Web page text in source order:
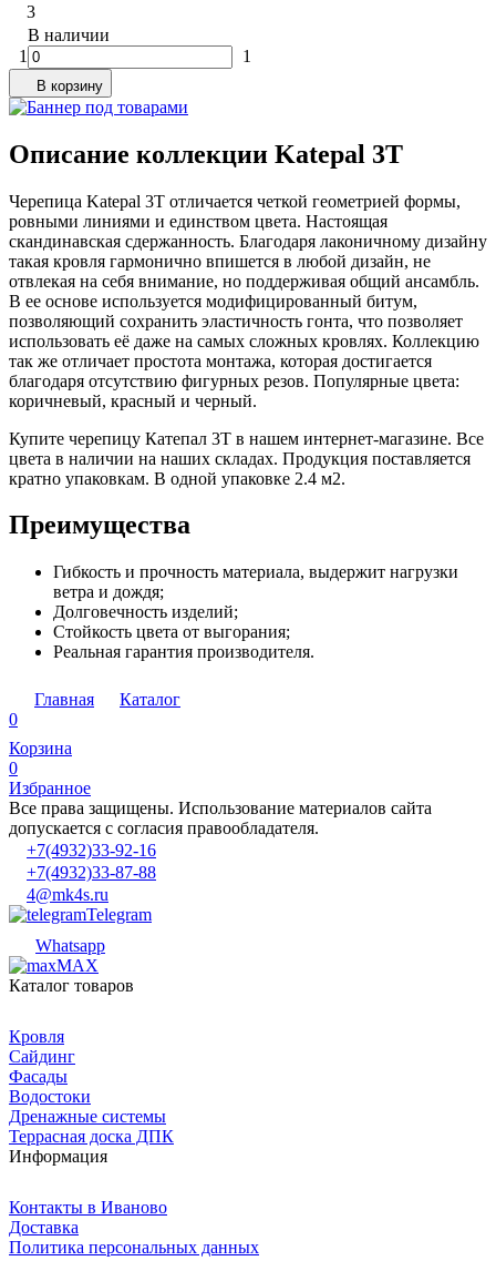
3
В наличии
1
1
В корзину
Описание коллекции Katepal 3T
Черепица Katepal 3T отличается четкой геометрией формы,
ровными линиями и единством цвета. Настоящая
скандинавская сдержанность. Благодаря лаконичному дизайну
такая кровля гармонично впишется в любой дизайн, не
отвлекая на себя внимание, но поддерживая общий ансамбль.
В ее основе используется модифицированный битум,
позволяющий сохранить эластичность гонта, что позволяет
использовать её даже на самых сложных кровлях. Коллекцию
так же отличает простота монтажа, которая достигается
благодаря отсутствию фигурных резов. Популярные цвета:
коричневый, красный и черный.
Купите черепицу Катепал 3Т в нашем интернет-магазине. Все
цвета в наличии на наших складах. Продукция поставляется
кратно упаковкам. В одной упаковке 2.4 м2.
Преимущества
Гибкость и прочность материала, выдержит нагрузки
ветра и дождя;
Долговечность изделий;
Стойкость цвета от выгорания;
Реальная гарантия производителя.
Главная
Каталог
0
Корзина
0
Избранное
Все права защищены. Использование материалов сайта
допускается с согласия правообладателя.
+7(4932)33-92-16
+7(4932)33-87-88
4@mk4s.ru
Telegram
Whatsapp
MAX
Каталог товаров
Кровля
Сайдинг
Фасады
Водостоки
Дренажные системы
Террасная доска ДПК
Информация
Контакты в Иваново
Доставка
Политика персональных данных